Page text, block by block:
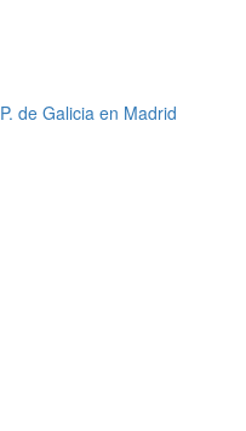
de Galicia en Madrid